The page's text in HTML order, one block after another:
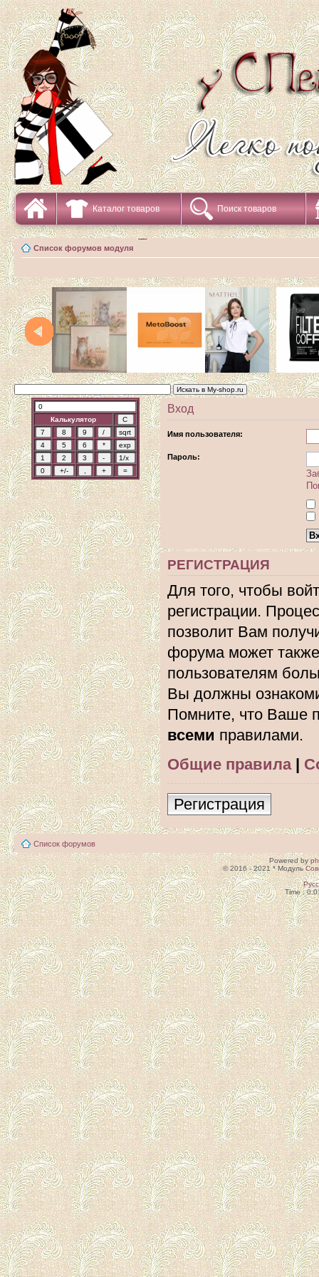
Каталог товаров Поиск товаров
Список форумов модуля
Калькулятор
Вход
Имя пользователя:
Пароль:
РЕГИСТРАЦИЯ
Для того, чтобы
регистрации.
позволит Вам
форума может
пользователям
Вы должны
Помните, что Ваше
всеми правилами.
Общие правила|
Регистрация
Список форумов
Powered by
© 2016 - 2021 * Модуль
Time :